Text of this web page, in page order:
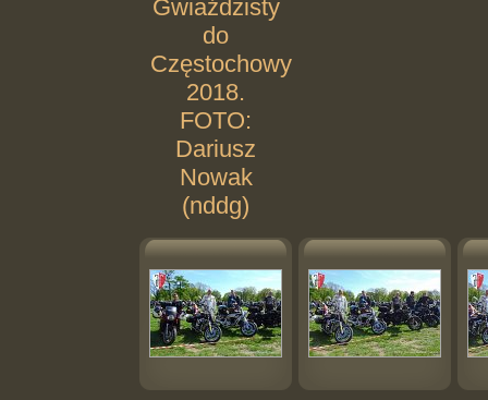
Gwiaździsty
do
Częstochowy
2018.
FOTO:
Dariusz
Nowak
(nddg)